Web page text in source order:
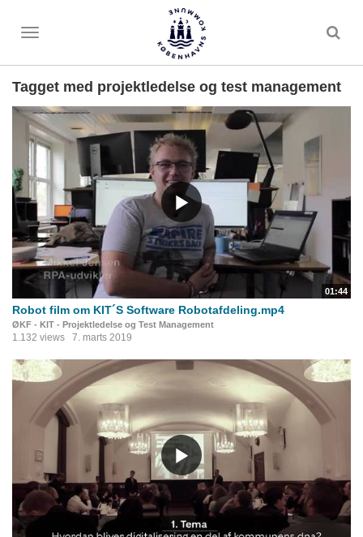
Toggle
Tagget med projektledelse og test management
01:44
Robot film om KIT´S Software Robotafdeling.mp4
ØKF - KIT - Projektledelse og Test Management
1.132 views 7. marts 2019